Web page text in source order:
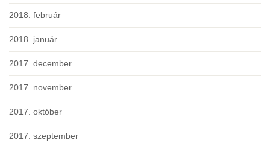
2018. február
2018. január
2017. december
2017. november
2017. október
2017. szeptember